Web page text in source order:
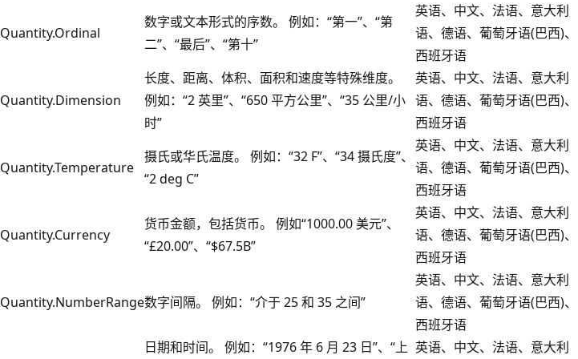
Quantity.Ordinal
数字或文本形式的序数。 例如：“第一”、“第
二”、“最后”、“第十”
英语、中文、法语、意大利
语、德语、葡萄牙语(巴西)、
西班牙语
Quantity.Dimension
长度、距离、体积、面积和速度等特殊维度。
例如：“2 英里”、“650 平方公里”、“35 公里/小
时”
英语、中文、法语、意大利
语、德语、葡萄牙语(巴西)、
西班牙语
Quantity.Temperature
摄氏或华氏温度。 例如：“32 F”、“34 摄氏度”、
“2 deg C”
英语、中文、法语、意大利
语、德语、葡萄牙语(巴西)、
西班牙语
Quantity.Currency
货币金额，包括货币。 例如“1000.00 美元”、
“£20.00”、“$67.5B”
英语、中文、法语、意大利
语、德语、葡萄牙语(巴西)、
西班牙语
Quantity.NumberRange数字间隔。 例如：“介于 25 和 35 之间”
英语、中文、法语、意大利
语、德语、葡萄牙语(巴西)、
西班牙语
日期和时间。 例如：“1976 年 6 月 23 日”、“上 英语、中文、法语、意大利